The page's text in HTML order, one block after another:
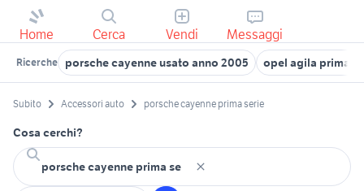
Home Cerca Vendi Messaggi
Ricerche porsche cayenne usato anno 2005 opel agila prima
Subito Accessori auto porsche cayenne prima serie
Cosa cerchi?